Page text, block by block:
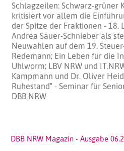
Schlagzeilen: Schwarz-grüner
kritisiert vor allem die
der Spitze der Fraktionen -
Andrea Sauer-Schnieber als
Neuwahlen auf dem 19.
Redemann; Ein Leben für die
Uhlworm; LBV NRW und
Kampmann und Dr. Oliver
Ruhestand" - Seminar für
DBB NRW
DBB NRW Magazin - Ausgabe